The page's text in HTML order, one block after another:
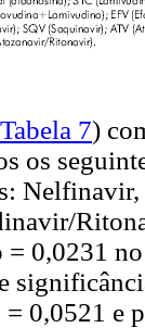
Tabela 7)
os
= 0,0231
0,0521 e